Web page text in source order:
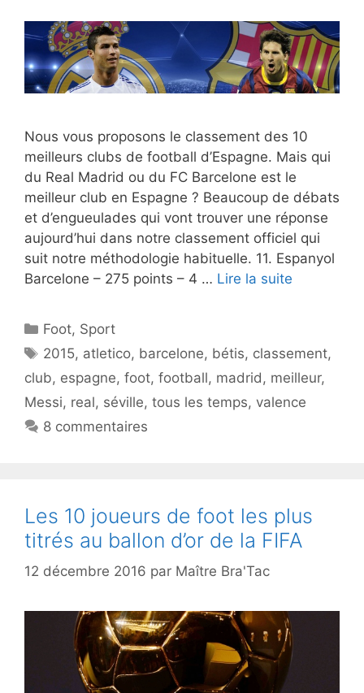
Nous vous proposons le classement des 10
meilleurs clubs de football d’Espagne. Mais qui
du Real Madrid ou du FC Barcelone est le
meilleur club en Espagne ? Beaucoup de débats
et d’engueulades qui vont trouver une réponse
aujourd’hui dans notre classement officiel qui
suit notre méthodologie habituelle. 11. Espanyol
Barcelone – 275 points – 4 … Lire la suite
Catégories
Foot, Sport
Étiquettes
2015, atletico, barcelone, bétis, classement,
club, espagne, foot, football, madrid , meilleur,
Messi, real, séville, tous les temps, valence
8 commentaires
Les 10 joueurs de foot les plus
titrés au ballon d’or de la FIFA
12 décembre 2016 par Maître Bra'Tac